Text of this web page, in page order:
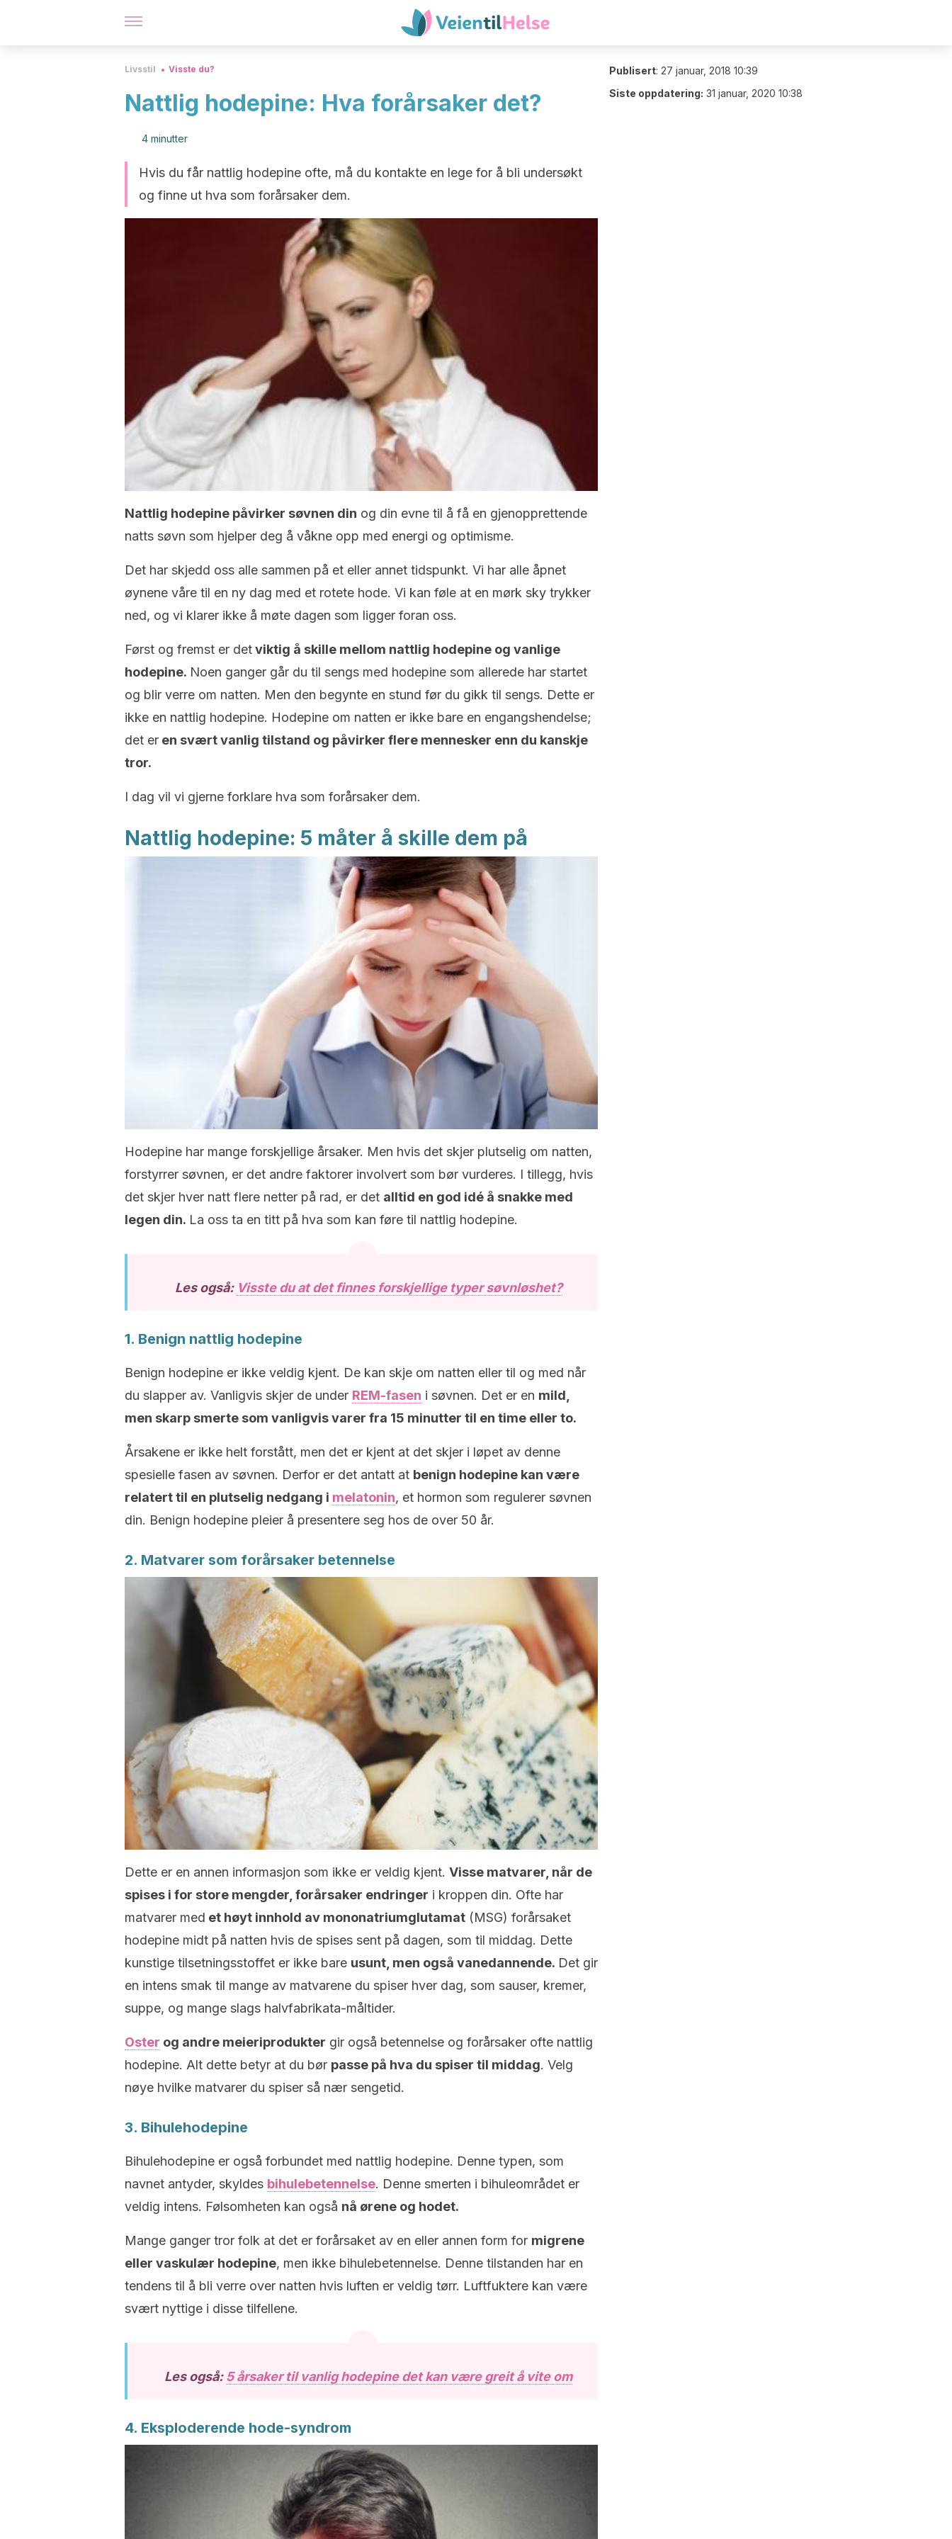
Livsstil Visste du?
Nattlig hodepine: Hva forårsaker det?
4 minutter
Hvis du får nattlig hodepine ofte, må du kontakte en lege for å bli undersøkt
og finne ut hva som forårsaker dem.
Nattlig hodepine påvirker søvnen din og din evne til å få en gjenopprettende
natts søvn som hjelper deg å våkne opp med energi og optimisme.
Det har skjedd oss ​​alle sammen på et eller annet tidspunkt. Vi har alle åpnet
øynene våre til en ny dag med et rotete hode. Vi kan føle at en mørk sky trykker
ned, og vi klarer ikke å møte dagen som ligger foran oss.
Først og fremst er detviktig å skille mellom nattlig hodepine og vanlige
hodepine. Noen ganger går du til sengs med hodepine som allerede har startet
og blir verre om natten. Men den begynte en stund før du gikk til sengs. Dette er
ikke en nattlig hodepine. Hodepine om natten er ikke bare en engangshendelse;
det er en svært vanlig tilstand og påvirker flere mennesker enn du kanskje
tror.
I dag vil vi gjerne forklare hva som forårsaker dem.
Nattlig hodepine: 5 måter å skille dem på
Hodepine har mange forskjellige årsaker. Men hvis det skjer plutselig om natten,
forstyrrer søvnen, er det andre faktorer involvert som bør vurderes. I tillegg, hvis
det skjer hver natt flere netter på rad, er det alltid en god idé å snakke med
legen din. La oss ta en titt på hva som kan føre til nattlig hodepine.
Les også: Visste du at det finnes forskjellige typer søvnløshet?
1. Benign nattlig hodepine
Benign hodepine er ikke veldig kjent. De kan skje om natten eller til og med når
du slapper av. Vanligvis skjer de under REM-fasen i søvnen. Det er en mild,
men skarp smerte som vanligvis varer fra 15 minutter til en time eller to.
Årsakene er ikke helt forstått, men det er kjent at det skjer i løpet av denne
spesielle fasen av søvnen. Derfor er det antatt at benign hodepine kan være
relatert til en plutselig nedgang i melatonin, et hormon som regulerer søvnen
din. Benign hodepine pleier å presentere seg hos de over 50 år.
2. Matvarer som forårsaker betennelse
Dette er en annen informasjon som ikke er veldig kjent. Visse matvarer, når de
spises i for store mengder, forårsaker endringer i kroppen din. Ofte har
matvarer med et høyt innhold av mononatriumglutamat (MSG) forårsaket
hodepine midt på natten hvis de spises sent på dagen, som til middag. Dette
kunstige tilsetningsstoffet er ikke bare usunt, men også vanedannende. Det gir
en intens smak til mange av matvarene du spiser hver dag, som sauser, kremer,
suppe, og mange slags halvfabrikata-måltider.
Oster og andre meieriprodukter gir også betennelse og forårsaker ofte nattlig
hodepine. Alt dette betyr at du bør passe på hva du spiser til middag. Velg
nøye hvilke matvarer du spiser så nær sengetid.
3. Bihulehodepine
Bihulehodepine er også forbundet med nattlig hodepine. Denne typen, som
navnet antyder, skyldes bihulebetennelse. Denne smerten i bihuleområdet er
veldig intens. Følsomheten kan også nå ørene og hodet.
Mange ganger tror folk at det er forårsaket av en eller annen form for migrene
eller vaskulær hodepine, men ikke bihulebetennelse. Denne tilstanden har en
tendens til å bli verre over natten hvis luften er veldig tørr. Luftfuktere kan være
svært nyttige i disse tilfellene.
Les også:5 årsaker til vanlig hodepine det kan være greit å vite om
4. Eksploderende hode-syndrom
Publisert: 27 januar, 2018 10:39
Siste oppdatering: 31 januar, 2020 10:38